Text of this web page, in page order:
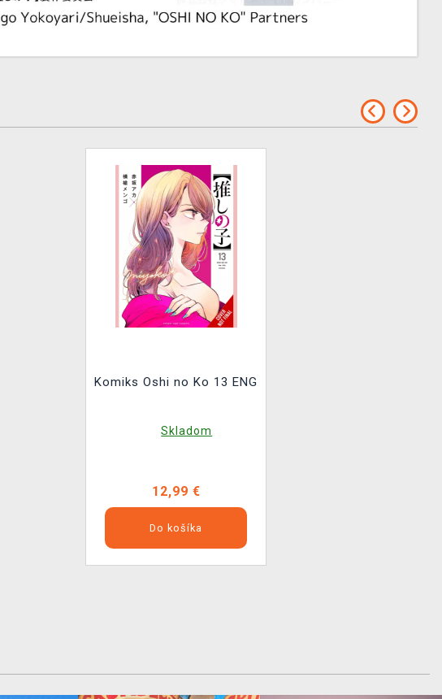
Komiks Oshi no Ko 13 ENG
Skladom
12,99 €
Do košíka